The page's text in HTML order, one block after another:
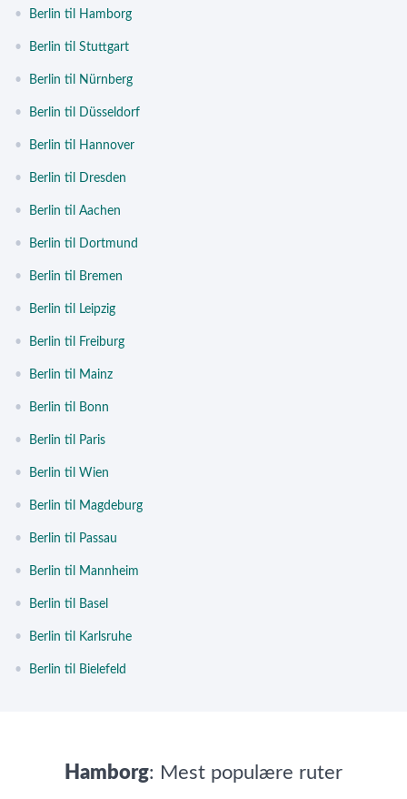
• Berlin til Hamborg
• Berlin til Stuttgart
• Berlin til Nürnberg
• Berlin til Düsseldorf
• Berlin til Hannover
• Berlin til Dresden
• Berlin til Aachen
• Berlin til Dortmund
• Berlin til Bremen
• Berlin til Leipzig
• Berlin til Freiburg
• Berlin til Mainz
• Berlin til Bonn
• Berlin til Paris
• Berlin til Wien
• Berlin til Magdeburg
• Berlin til Passau
• Berlin til Mannheim
• Berlin til Basel
• Berlin til Karlsruhe
• Berlin til Bielefeld
Hamborg: Mest populære ruter